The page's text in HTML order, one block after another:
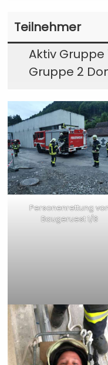
Teilnehmer
Aktiv Gruppe
Gruppe 2
Personenrettung
Baugeruest 1/8